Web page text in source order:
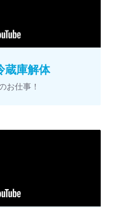
蔵庫解体
お仕事！